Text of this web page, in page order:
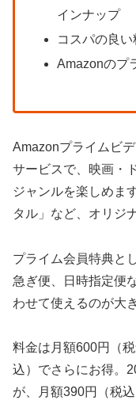
インナップ
コスパの良
Amazonのプ
Amazonプライムビ
サービスで、映画・
ジャンルを楽しめま
タル」など、オリジ
プライム会員特典と
急ぎ便、日時指定便
わせて使えるのが大
料金は月額600円（
込）でさらにお得。
が、月額390円（税